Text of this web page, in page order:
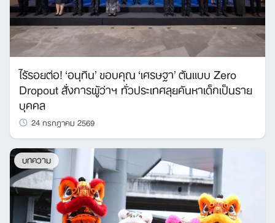
ไร้รอยต่อ! ‘อนุทิน’ ขอบคุณ ‘เศรษฐา’ ต้นแบบ Zero
Dropout สั่งการผู้ว่าฯ ทั่วประเทศลุยค้นหาเด็กเป็นราย
บุคคล
24 กรกฎาคม 2569
บทความ